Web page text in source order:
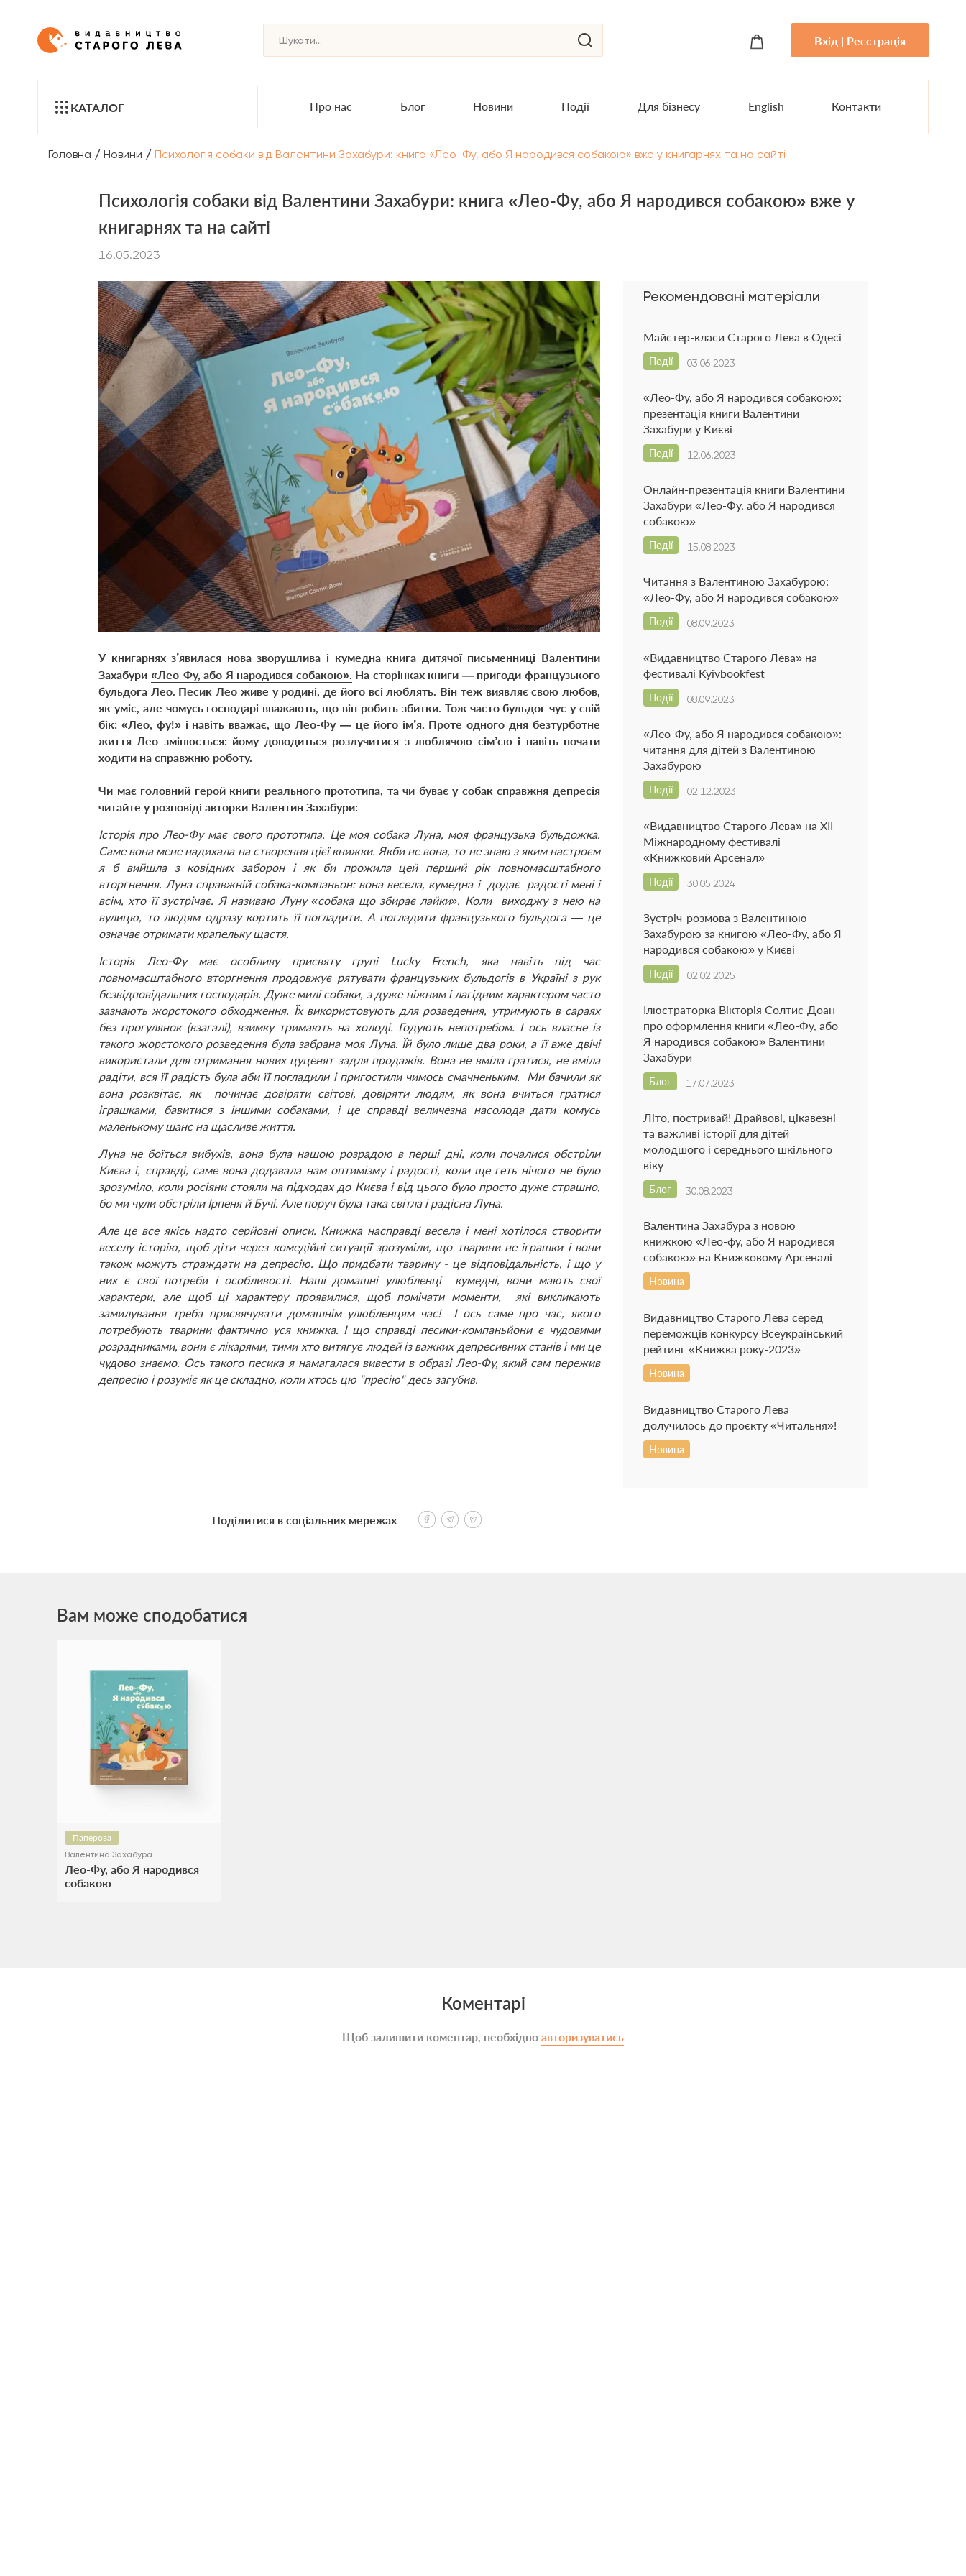
Вхід | Реєстрація
КАТАЛОГ Про нас Блог Новини Події Для бізнесу English Контакти
Головна / Новини / Психологія собаки від Валентини Захабури: книга «Лео-Фу, або Я народився собакою» вже у книгарнях та на сайті
Психологія собаки від Валентини Захабури: книга «Лео-Фу, або Я народився собакою» вже у
книгарнях та на сайті
16.05.2023
У книгарнях з’явилася нова зворушлива і кумедна книга дитячої письменниці Валентини
Захабури «Лео-Фу, або Я народився собакою». На сторінках книги — пригоди французького
бульдога Лео. Песик Лео живе у родині, де його всі люблять. Він теж виявляє свою любов,
як уміє, але чомусь господарі вважають, що він робить збитки. Тож часто бульдог чує у свій
бік: «Лео, фу!» і навіть вважає, що Лео-Фу — це його ім’я. Проте одного дня безтурботне
життя Лео змінюється: йому доводиться розлучитися з люблячою сім’єю і навіть почати
ходити на справжню роботу.
Чи має головний герой книги реального прототипа, та чи буває у собак справжня депресія
читайте у розповіді авторки Валентин Захабури:
Історія про Лео-Фу має свого прототипа. Це моя собака Луна, моя французька бульдожка.
Саме вона мене надихала на створення цієї книжки. Якби не вона, то не знаю з яким настроєм
я б вийшла з ковідних заборон і як би прожила цей перший рік повномасштабного
вторгнення. Луна справжній собака-компаньон: вона весела, кумедна і додає радості мені і
всім, хто її зустрічає. Я називаю Луну «собака що збирає лайки». Коли виходжу з нею на
вулицю, то людям одразу кортить її погладити. А погладити французького бульдога — це
означає отримати крапельку щастя.
Історія Лео-Фу має особливу присвяту групі Lucky French, яка навіть під час
повномасштабного вторгнення продовжує рятувати французьких бульдогів в Україні з рук
безвідповідальних господарів. Дуже милі собаки, з дуже ніжним і лагідним характером часто
зазнають жорстокого обходження. Їх використовують для розведення, утримують в сараях
без прогулянок (взагалі), взимку тримають на холоді. Годують непотребом. І ось власне із
такого жорстокого розведення була забрана моя Луна. Їй було лише два роки, а її вже двічі
використали для отримання нових цуценят задля продажів. Вона не вміла гратися, не вміла
радіти, вся її радість була аби її погладили і пригостили чимось смачненьким. Ми бачили як
вона розквітає, як починає довіряти світові, довіряти людям, як вона вчиться гратися
іграшками, бавитися з іншими собаками, і це справді величезна насолода дати комусь
маленькому шанс на щасливе життя.
Луна не боїться вибухів, вона була нашою розрадою в перші дні, коли почалися обстріли
Києва і, справді, саме вона додавала нам оптимізму і радості, коли ще геть нічого не було
зрозуміло, коли росіяни стояли на підходах до Києва і від цього було просто дуже страшно,
бо ми чули обстріли Ірпеня й Бучі. Але поруч була така світла і радісна Луна.
Але це все якісь надто серйозні описи. Книжка насправді весела і мені хотілося створити
веселу історію, щоб діти через комедійні ситуації зрозуміли, що тварини не іграшки і вони
також можуть страждати на депресію. Що придбати тварину - це відповідальність, і що у
них є свої потреби і особливості. Наші домашні улюбленці кумедні, вони мають свої
характери, але щоб ці характеру проявилися, щоб помічати моменти, які викликають
замилування треба присвячувати домашнім улюбленцям час! І ось саме про час, якого
потребують тварини фактично уся книжка. І що справді песики-компаньйони є чудовими
розрадниками, вони є лікарями, тими хто витягує людей із важких депресивних станів і ми це
чудово знаємо. Ось такого песика я намагалася вивести в образі Лео-Фу, який сам пережив
депресію і розуміє як це складно, коли хтось цю "пресію" десь загубив.
Рекомендовані матеріали
Майстер-класи Старого Лева в Одесі
03.06.2023
Події
«Лео-Фу, або Я народився собакою»:
презентація книги Валентини
Захабури у Києві
12.06.2023
Події
Онлайн-презентація книги Валентини
Захабури «Лео-Фу, або Я народився
собакою»
15.08.2023
Події
Читання з Валентиною Захабурою:
«Лео-Фу, або Я народився собакою»
08.09.2023
Події
«Видавництво Старого Лева» на
фестивалі Kyivbookfest
08.09.2023
Події
«Лео-Фу, або Я народився собакою»:
читання для дітей з Валентиною
Захабурою
02.12.2023
Події
«Видавництво Старого Лева» на ХІІ
Міжнародному фестивалі
«Книжковий Арсенал»
30.05.2024
Події
Зустріч-розмова з Валентиною
Захабурою за книгою «Лео-Фу, або Я
народився собакою» у Києві
02.02.2025
Події
Ілюстраторка Вікторія Солтис-Доан
про оформлення книги «Лео-Фу, або
Я народився собакою» Валентини
Захабури
17.07.2023
Блог
Літо, постривай! Драйвові, цікавезні
та важливі історії для дітей
молодшого і середнього шкільного
віку
30.08.2023
Блог
Валентина Захабура з новою
книжкою «Лео-фу, або Я народився
собакою» на Книжковому Арсеналі
Новина
Видавництво Старого Лева серед
переможців конкурсу Всеукраїнський
рейтинг «Книжка року-2023»
Новина
Видавництво Старого Лева
долучилось до проєкту «Читальня»!
Новина
Поділитися в соціальних мережах
Вам може сподобатися
Паперова
Валентина Захабура
Лео-Фу, або Я народився
собакою
Коментарі
Щоб залишити коментар, необхідно авторизуватись